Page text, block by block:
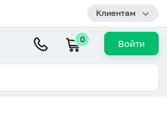
Клиентам
0 Войти